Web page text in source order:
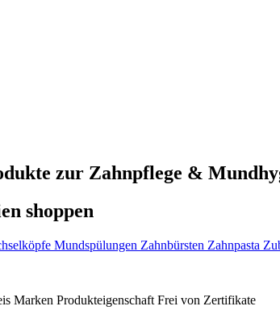
zur Zahnpflege &
shoppen
Mundspülungen Zahnbürsten Zahnpasta
Marken Produkteigenschaft Frei von Zertifikate